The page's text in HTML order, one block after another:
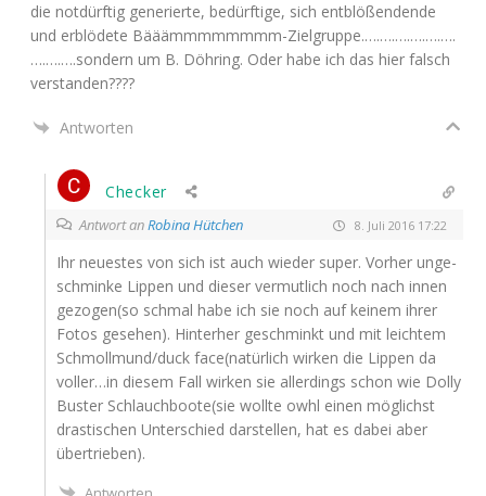
die not­dürf­tig gene­rier­te, bedürf­ti­ge, sich ent­blö­ßen­den­de
und erblö­de­te Bääämmmmmmmm-Zielgruppe.….….….….….….
….….….sondern um B. Döh­ring. Oder habe ich das hier falsch
verstanden????
Antworten
Checker
Antwort anRobina Hütchen 8. Juli 2016 17:22
Ihr neu­es­tes von sich ist auch wie­der super. Vor­her unge­
schmin­ke Lip­pen und die­ser ver­mut­lich noch nach innen
gezogen(so schmal habe ich sie noch auf kei­nem ihrer
Fotos gese­hen). Hin­ter­her geschminkt und mit leich­tem
Schmollmund/duck face(natürlich wir­ken die Lip­pen da
voller…in die­sem Fall wir­ken sie aller­dings schon wie Dol­ly
Bus­ter Schlauchboote(sie woll­te owhl einen mög­lichst
dras­ti­schen Unter­schied dar­stel­len, hat es dabei aber
übertrieben).